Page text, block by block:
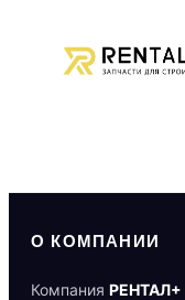
О КОМПАНИИ
Компания РЕНТАЛ+